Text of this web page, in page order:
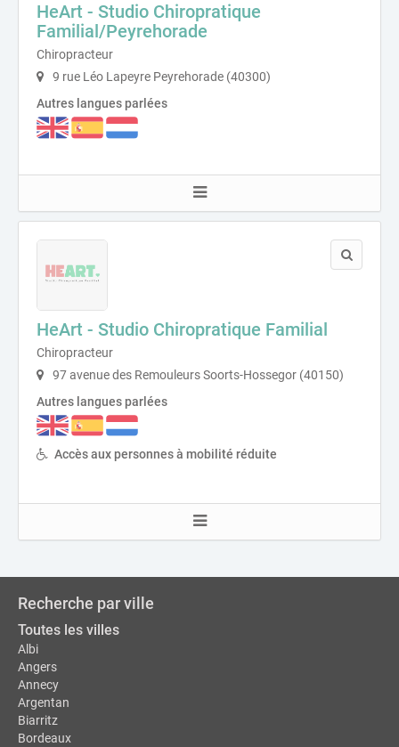
HeArt - Studio Chiropratique
Familial/Peyrehorade
Chiropracteur
9 rue Léo Lapeyre Peyrehorade (40300)
Autres langues parlées
HeArt - Studio Chiropratique Familial
Chiropracteur
97 avenue des Remouleurs Soorts-Hossegor (40150)
Autres langues parlées
Accès aux personnes à mobilité réduite
Recherche par ville
Toutes les villes
Albi
Angers
Annecy
Argentan
Biarritz
Bordeaux